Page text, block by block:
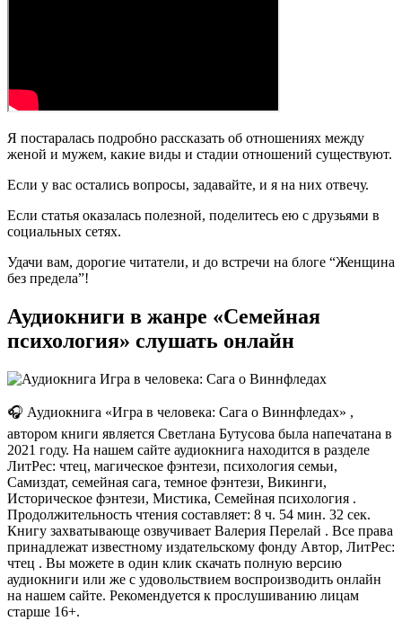
Я постаралась подробно рассказать об отношениях между
женой и мужем, какие виды и стадии отношений существуют.
Если у вас остались вопросы, задавайте, и я на них отвечу.
Если статья оказалась полезной, поделитесь ею с друзьями в
социальных сетях.
Удачи вам, дорогие читатели, и до встречи на блоге “Женщина
без предела”!
Аудиокниги в жанре «Семейная
психология» слушать онлайн
🎧 Аудиокнига «Игра в человека: Сага о Виннфледах» ,
автором книги является Светлана Бутусова была напечатана в
2021 году. На нашем сайте аудиокнига находится в разделе
ЛитРес: чтец, магическое фэнтези, психология семьи,
Самиздат, семейная сага, темное фэнтези, Викинги,
Историческое фэнтези, Мистика, Семейная психология .
Продолжительность чтения составляет: 8 ч. 54 мин. 32 сек.
Книгу захватывающе озвучивает Валерия Перелай . Все права
принадлежат известному издательскому фонду Автор, ЛитРес:
чтец . Вы можете в один клик скачать полную версию
аудиокниги или же с удовольствием воспроизводить онлайн
на нашем сайте. Рекомендуется к прослушиванию лицам
старше 16+.